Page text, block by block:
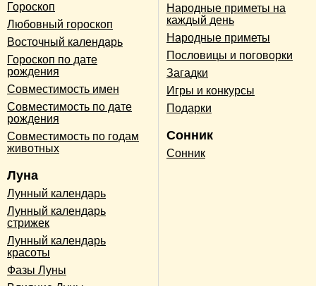
Гороскоп
Любовный гороскоп
Восточный календарь
Гороскоп по дате
рождения
Совместимость имен
Совместимость по дате
рождения
Совместимость по годам
животных
Луна
Лунный календарь
Лунный календарь
стрижек
Лунный календарь
красоты
Фазы Луны
Народные приметы на
каждый день
Народные приметы
Пословицы и поговорки
Загадки
Игры и конкурсы
Подарки
Сонник
Сонник